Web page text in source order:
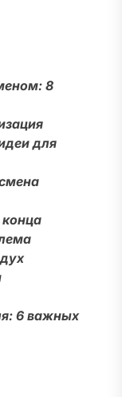
8
для
6 важных